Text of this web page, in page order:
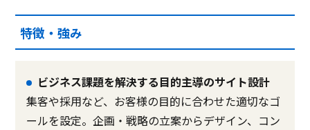
特徴・強み
ビジネス課題を解決する目的主導のサイト設計
集客や採用など、お客様の目的に合わせた適切なゴ
ールを設定。企画・戦略の立案からデザイン、コン